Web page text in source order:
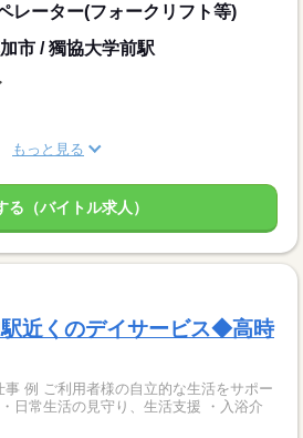
レーター(フォークリフト等)
市 / 獨協大学前駅
もっと見る
る（バイトル求人）
近くのデイサービス◆高時
例 ご利用者様の自立的な生活をサポー
日常生活の見守り、生活支援 ・入浴介